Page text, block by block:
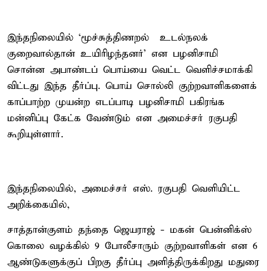
இந்தநிலையில் ‘மூச்சுத்திணறல் – உடல்நலக்
குறைவால்தான் உயிரிழந்தனர்’ என பழனிசாமி
சொன்ன அபாண்டப் பொய்யை வெட்ட வெளிச்சமாக்கி
விட்டது இந்த தீர்ப்பு. பொய் சொல்லி குற்றவாளிகளைக்
காப்பாற்ற முயன்ற எடப்பாடி பழனிசாமி பகிரங்க
மன்னிப்பு கேட்க வேண்டும் என அமைச்சர் ரகுபதி
கூறியுள்ளார்.
இந்தநிலையில், அமைச்சர் எஸ். ரகுபதி வெளியிட்ட
அறிக்கையில்,
சாத்தான்குளம் தந்தை ஜெயராஜ் - மகன் பென்னிக்ஸ்
கொலை வழக்கில் 9 போலீசாரும் குற்றவாளிகள் என 6
ஆண்டுகளுக்குப் பிறகு தீர்ப்பு அளித்திருக்கிறது மதுரை